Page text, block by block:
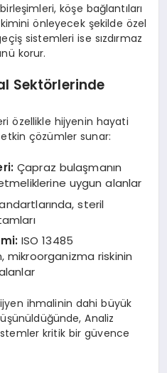
köşe bağlantıları
önleyecek şekilde özel
sistemleri ise sızdırmaz
korur.
Sektörlerinde
özellikle hijyenin hayati
etkin çözümler sunar:
Çapraz bulaşmanın
uygun alanlar
steril
ISO 13485
mikroorganizma riskinin
ihmalinin dahi büyük
Analiz
kritik bir güvence